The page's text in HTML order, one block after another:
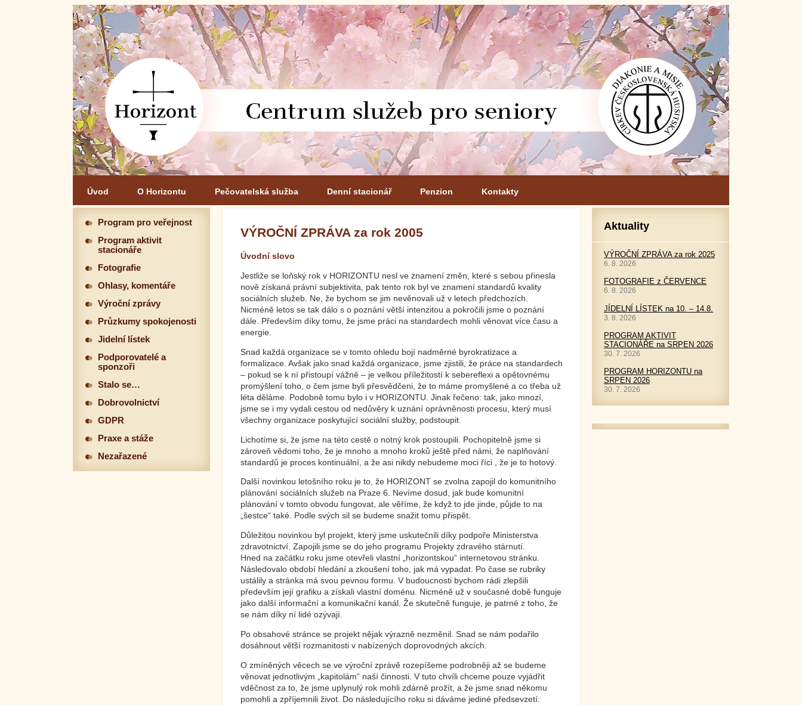
Úvod O Horizontu Pečovatelská služba Denní stacionář Penzion Kontakty
VÝROČNÍ ZPRÁVA za rok 2005
Úvodní slovo
Jestliže se loňský rok v HORIZONTU nesl ve znamení změn, které s sebou přinesla
nově získaná právní subjektivita, pak tento rok byl ve znamení standardů kvality
sociálních služeb. Ne, že bychom se jim nevěnovali už v letech předchozích.
Nicméně letos se tak dálo s o poznání větší intenzitou a pokročili jsme o poznání
dále. Především díky tomu, že jsme práci na standardech mohli věnovat více času a
energie.
Snad každá organizace se v tomto ohledu bojí nadměrné byrokratizace a
formalizace. Avšak jako snad každá organizace, jsme zjistili, že práce na standardech
– pokud se k ní přistoupí vážně – je velkou příležitostí k sebereflexi a opětovnému
promýšlení toho, o čem jsme byli přesvědčeni, že to máme promyšlené a co třeba už
léta děláme. Podobně tomu bylo i v HORIZONTU. Jinak řečeno: tak, jako mnozí,
jsme se i my vydali cestou od nedůvěry k uznání oprávněnosti procesu, který musí
všechny organizace poskytující sociální služby, podstoupit.
Lichotíme si, že jsme na této cestě o notný krok postoupili. Pochopitelně jsme si
zároveň vědomi toho, že je mnoho a mnoho kroků ještě před námi, že naplňování
standardů je proces kontinuální, a že asi nikdy nebudeme moci říci , že je to hotový.
Další novinkou letošního roku je to, že HORIZONT se zvolna zapojil do komunitního
plánování sociálních služeb na Praze 6. Nevíme dosud, jak bude komunitní
plánování v tomto obvodu fungovat, ale věříme, že když to jde jinde, půjde to na
„šestce“ také. Podle svých sil se budeme snažit tomu přispět.
Důležitou novinkou byl projekt, který jsme uskutečnili díky podpoře Ministerstva
zdravotnictví. Zapojili jsme se do jeho programu Projekty zdravého stárnutí.
Hned na začátku roku jsme otevřeli vlastní „horizontskou“ internetovou stránku.
Následovalo období hledání a zkoušení toho, jak má vypadat. Po čase se rubriky
ustálily a stránka má svou pevnou formu. V budoucnosti bychom rádi zlepšili
především její grafiku a získali vlastní doménu. Nicméně už v současné době funguje
jako další informační a komunikační kanál. Že skutečně funguje, je patrné z toho, že
se nám díky ní lidé ozývají.
Po obsahové stránce se projekt nějak výrazně nezměnil. Snad se nám podařilo
dosáhnout větší rozmanitosti v nabízených doprovodných akcích.
O zmíněných věcech se ve výroční zprávě rozepíšeme podrobněji až se budeme
věnovat jednotlivým „kapitolám“ naší činnosti. V tuto chvíli chceme pouze vyjádřit
vděčnost za to, že jsme uplynulý rok mohli zdárně prožít, a že jsme snad někomu
pomohli a zpříjemnili život. Do následujícího roku si dáváme jediné předsevzetí:
Program pro veřejnost
Program aktivit
stacionáře
Fotografie
Ohlasy, komentáře
Výroční zprávy
Průzkumy spokojenosti
Jidelní lístek
Podporovatelé a
sponzoři
Stalo se…
Dobrovolnictví
GDPR
Praxe a stáže
Nezařazené
Aktuality
VÝROČNÍ ZPRÁVA za rok 2025
6. 8. 2026
FOTOGRAFIE z ČERVENCE
6. 8. 2026
JÍDELNÍ LÍSTEK na 10. – 14.8.
3. 8. 2026
PROGRAM AKTIVIT
STACIONÁŘE na SRPEN 2026
30. 7. 2026
PROGRAM HORIZONTU na
SRPEN 2026
30. 7. 2026